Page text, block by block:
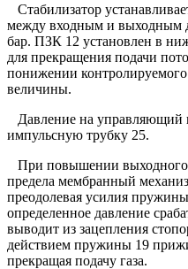
Стабилизатор
между входным и выходным
бар. ПЗК 12 установлен в
для прекращения подачи
понижении контролируемого
величины.
Давление на управляющий
импульсную трубку 25.
При повышении выходного
предела мембранный
преодолевая усилия пружины
определенное давление
выводит из зацепления
действием пружины 19
прекращая подачу газа.